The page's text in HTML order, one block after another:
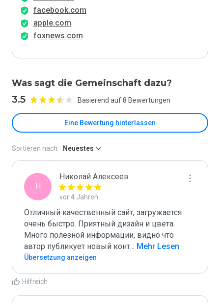
facebook.com
apple.com
foxnews.com
Was sagt die Gemeinschaft dazu?
3.5 Basierend auf 8 Bewertungen
Eine Bewertung hinterlassen
Sortieren nach: Neuestes
Н
Николай Алексеев
vor 4 Jahren
Отличный качественный сайт, загружается
очень быстро. Приятный дизайн и цвета.
Много полезной информации, видно что
автор публикует новый конт... Mehr Lesen
Übersetzung anzeigen
Hilfreich